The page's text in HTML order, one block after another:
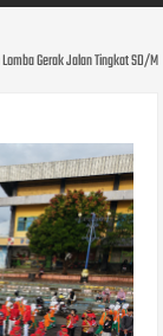
Gerak Jalan Tingkat SD/MI